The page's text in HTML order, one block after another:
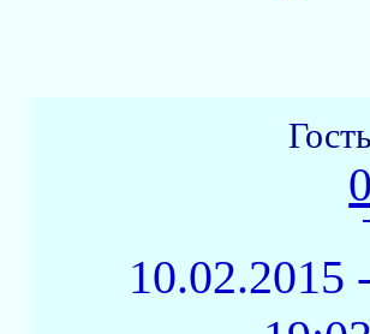
Гость
0
10.02.2015 -